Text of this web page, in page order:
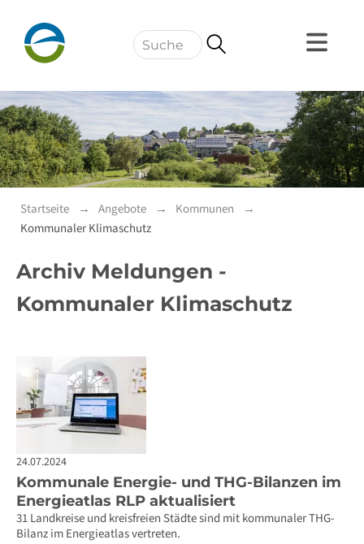
Navigation
Startseite Angebote
Kommunen
Kommunaler Klimaschutz
Archiv Meldungen -
Kommunaler Klimaschutz
24.07.2024
Kommunale Energie- und THG-Bilanzen im
Energieatlas RLP aktualisiert
31 Landkreise und kreisfreien Städte sind mit kommunaler THG-
Bilanz im Energieatlas vertreten.